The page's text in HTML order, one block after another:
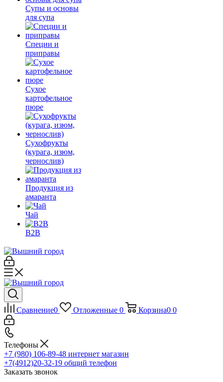
Супы и основы
для супа
Специи и
приправы
Сухое
картофельное
пюре
Сухофрукты
(курага, изюм,
чернослив)
Продукция из
амаранта
Чай
B2B
Сравнение0 Отложенные 0 Корзина0 0
Телефоны
+7 (980) 106-89-48 интернет магазин
+7(4912)20-32-19 общий телефон
Заказать звонок